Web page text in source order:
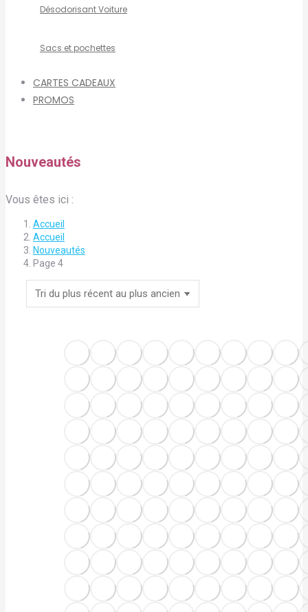
Désodorisant Voiture
Sacs et pochettes
CARTES CADEAUX
PROMOS
Nouveautés
Vous êtes ici :
Accueil
Accueil
Nouveautés
Page 4